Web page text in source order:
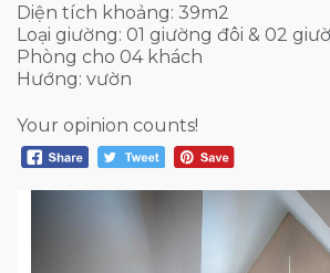
Diện tích khoảng: 39m2
Loại giường: 01 giường đôi & 02
Phòng cho 04 khách
Hướng: vườn
Your opinion counts!